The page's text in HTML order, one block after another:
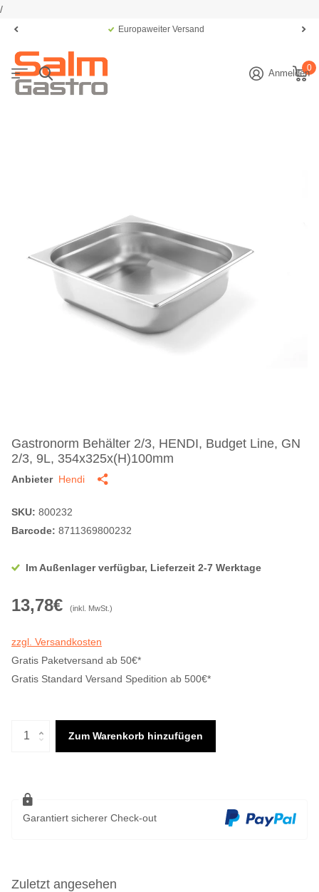
/
Europaweiter Versand
Anmelden0
Gastronorm Behälter 2/3, HENDI, Budget Line, GN
2/3, 9L, 354x325x(H)100mm
Anbieter Hendi
SKU: 800232
Barcode: 8711369800232
Im Außenlager verfügbar, Lieferzeit 2-7 Werktage
13,78€ (inkl. MwSt.)
zzgl. Versandkosten
Gratis Paketversand ab 50€*
Gratis Standard Versand Spedition ab 500€*
Zum Warenkorb hinzufügen
Garantiert sicherer Check-out
Zuletzt angesehen